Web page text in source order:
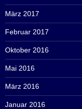
März 2017
Februar 2017
Oktober 2016
Mai 2016
März 2016
Januar 2016